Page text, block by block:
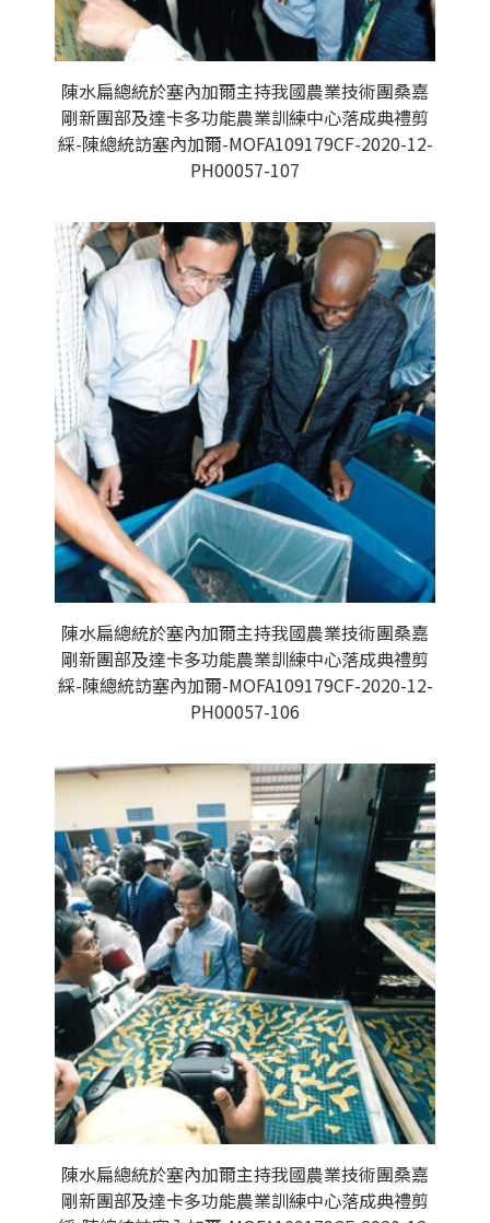
陳水扁總統於塞內加爾主持我國農業技術團桑嘉
剛新團部及達卡多功能農業訓練中心落成典禮剪
綵-陳總統訪塞內加爾-MOFA109179CF-2020-12-
PH00057-107
陳水扁總統於塞內加爾主持我國農業技術團桑嘉
剛新團部及達卡多功能農業訓練中心落成典禮剪
綵-陳總統訪塞內加爾-MOFA109179CF-2020-12-
PH00057-106
陳水扁總統於塞內加爾主持我國農業技術團桑嘉
剛新團部及達卡多功能農業訓練中心落成典禮剪